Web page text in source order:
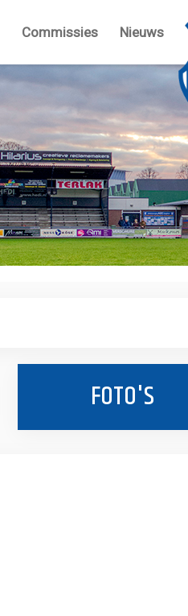
Commissies Nieuws
FOTO'S